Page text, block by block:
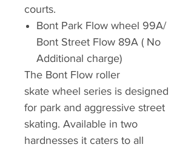
courts.
Bont Park Flow wheel 99A/
Bont Street Flow 89A ( No
Additional charge)
The Bont Flow roller
skate wheel series is designed
for park and aggressive street
skating. Available in two
hardnesses it caters to all